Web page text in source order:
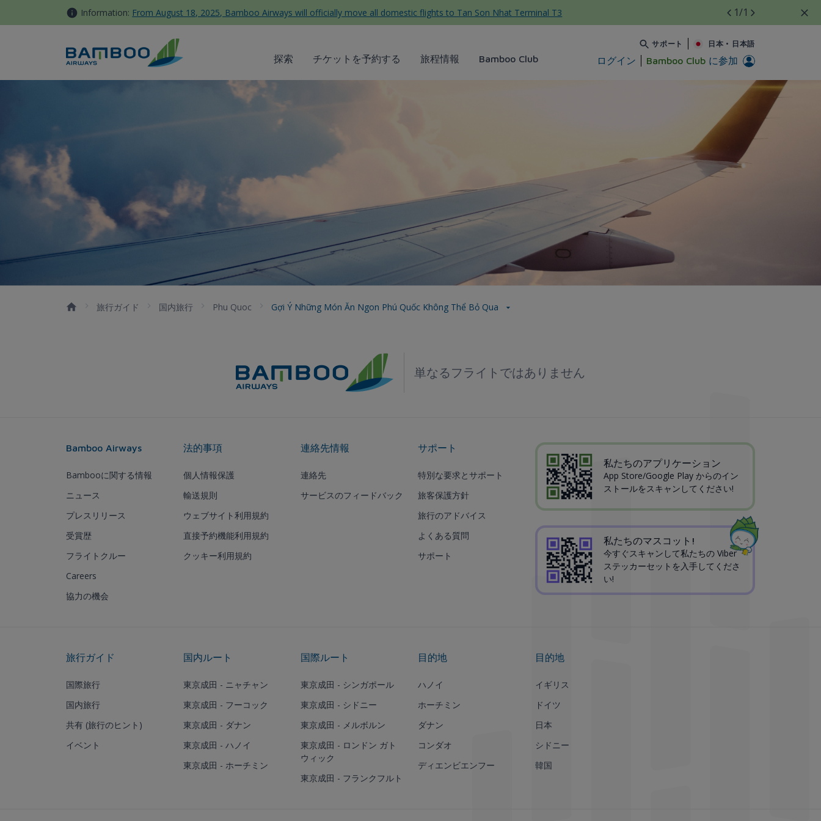
内容へスキップ Information: From August 18, 2025, Bamboo Airways will officially move all domestic flights to Tan Son Nhat Terminal T3 1/1
探索 チケットを予約する 旅程情報 Bamboo Club
サポート 日本 • 日本語
ログイン Bamboo Club に参加
Gợi ý những món ăn ngon Phú Quốc không thể bỏ qua - Bamboo Airways
旅行ガイド 国内旅行 Phu Quoc Gợi Ý Những Món Ăn Ngon Phú Quốc Không Thể Bỏ Qua
単なるフライトではありません
Bamboo Airways
Bambooに関する情報
ニュース
プレスリリース
受賞歴
フライトクルー
Careers
協力の機会
法的事項
個人情報保護
輸送規則
ウェブサイト利用規約
直接予約機能利用規約
クッキー利用規約
連絡先情報
連絡先
サービスのフィードバック
サポート
特別な要求とサポート
旅客保護方針
旅行のアドバイス
よくある質問
サポート
私たちのアプリケーション
App Store/Google Play からのイン
ストールをスキャンしてください!
私たちのマスコット!
今すぐスキャンして私たちの Viber
ステッカーセットを入手してくださ
い!
旅行ガイド
国際旅行
国内旅行
共有 (旅行のヒント)
イベント
国内ルート
東京成田 - ニャチャン
東京成田 - フーコック
東京成田 - ダナン
東京成田 - ハノイ
東京成田 - ホーチミン
国際ルート
東京成田 - シンガポール
東京成田 - シドニー
東京成田 - メルボルン
東京成田 - ロンドン ガト
ウィック
東京成田 - フランクフルト
目的地
ハノイ
ホーチミン
ダナン
コンダオ
ディエンビエンフー
目的地
イギリス
ドイツ
日本
シドニー
韓国